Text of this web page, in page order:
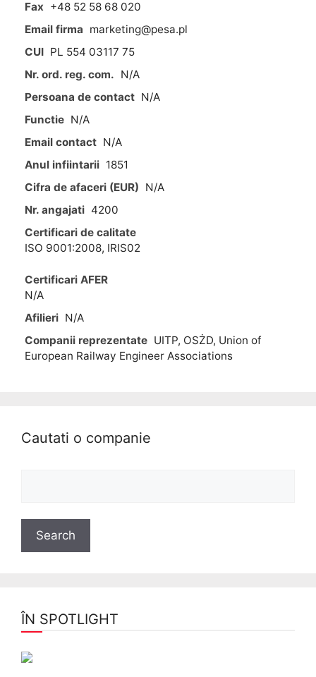
Fax +48 52 58 68 020
Email firma marketing@pesa.pl
CUI PL 554 03117 75
Nr. ord. reg. com. N/A
Persoana de contact N/A
Functie N/A
Email contact N/A
Anul infiintarii 1851
Cifra de afaceri (EUR) N/A
Nr. angajati 4200
Certificari de calitate
ISO 9001:2008, IRIS02
Certificari AFER
N/A
Afilieri N/A
Companii reprezentate UITP, OSŻD, Union of
European Railway Engineer Associations
Cautati o companie
ÎN SPOTLIGHT